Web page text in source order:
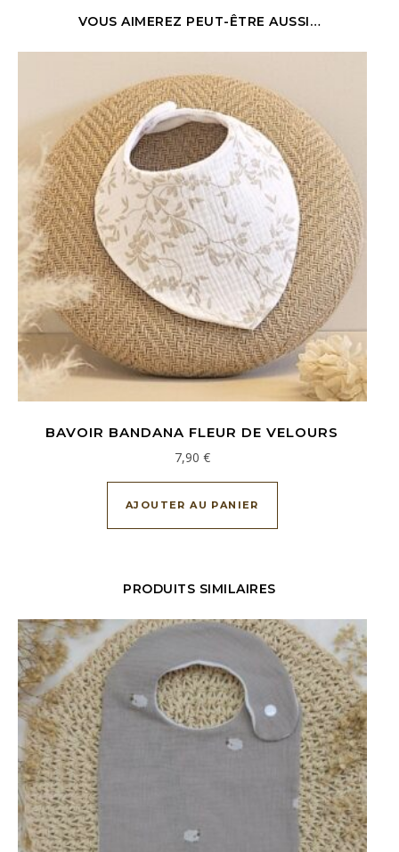
VOUS AIMEREZ PEUT-ÊTRE AUSSI…
BAVOIR BANDANA FLEUR DE VELOURS
7,90 €
AJOUTER AU PANIER
PRODUITS SIMILAIRES